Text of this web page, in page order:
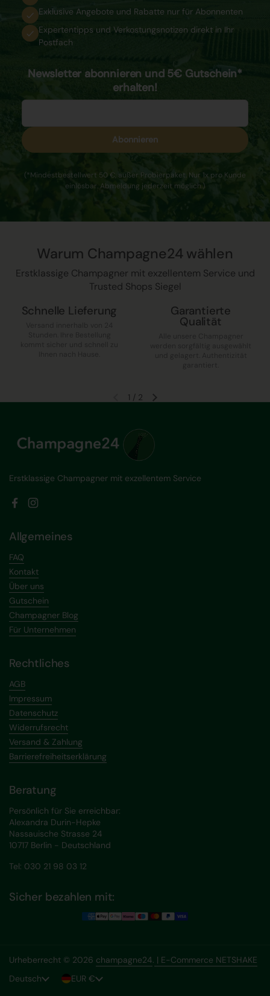
Exklusive Angebote und Rabatte nur für Abonnenten
Expertentipps und Verkostungsnotizen direkt in Ihr
Postfach
Newsletter abonnieren und 5€ Gutschein*
erhalten!
Abonnieren
(*Mindestbestellwert 50 €, außer Probierpaket. Nur 1x pro Kunde
einlösbar. Abmeldung jederzeit möglich.)
Warum Champagne24 wählen
Erstklassige Champagner mit exzellentem Service und
Trusted Shops Siegel
Schnelle Lieferung Garantierte
Qualität
Vorherige FolieNächste Folie
1 / 2
Erstklassige Champagner mit exzellentem Service
FacebookInstagram
Allgemeines
FAQ
Kontakt
Über uns
Gutschein
Champagner Blog
Für Unternehmen
Rechtliches
AGB
Impressum
Datenschutz
Widerrufsrecht
Versand & Zahlung
Barrierefreiheitserklärung
Beratung
Persönlich für Sie erreichbar:
Alexandra Durin-Hepke
Nassauische Strasse 24
10717 Berlin - Deutschland
Tel: 030 21 98 03 12
Sicher bezahlen mit:
Urheberrecht © 2026 champagne24. | E-Commerce NETSHAKE
Sprache
Deutsch Land/Region
EUR €